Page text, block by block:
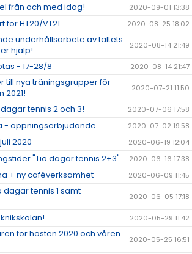
från och med idag! 2020-09-01 13:38
HT20/VT21 2020-08-25 18:02
underhållsarbete av tältets
hjälp!
2020-08-14 21:49
- 17-28/8 2020-08-14 21:47
till nya träningsgrupper för
2021!
2020-07-21 11:50
tennis 2 och 3! 2020-07-06 17:58
- öppningserbjudande 2020-07-02 19:58
2020 2020-06-19 12:04
"Tio dagar tennis 2+3" 2020-06-16 17:38
+ ny caféverksamhet 2020-06-09 11:45
dagar tennis 1 samt
2020-06-05 17:18
2020-05-29 11:42
för hösten 2020 och våren
2020-05-25 16:51